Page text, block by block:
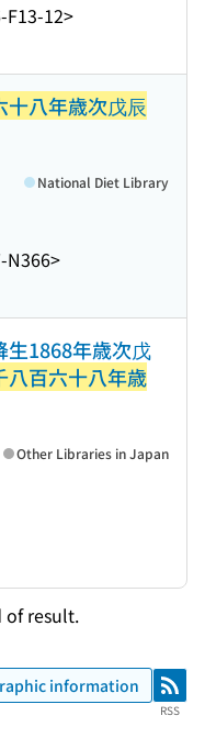
F13-12>
十八年歳次戊辰
N366>
National Diet Library
生1868年歳次戊
八百六十八年歳
Other Libraries in Japan
of result.
information RSS
RSS